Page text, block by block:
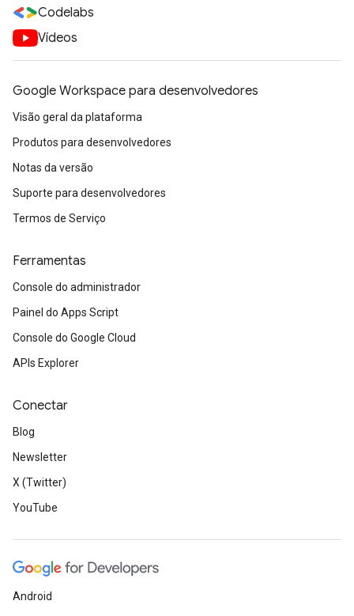
Codelabs
Vídeos
Google Workspace para desenvolvedores
Visão geral da plataforma
Produtos para desenvolvedores
Notas da versão
Suporte para desenvolvedores
Termos de Serviço
Ferramentas
Console do administrador
Painel do Apps Script
Console do Google Cloud
APIs Explorer
Conectar
Blog
Newsletter
X (Twitter)
YouTube
Android